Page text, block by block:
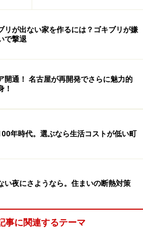
越し時ではないかもしれません」
アドバイスもできる営業マンは、
めを考えている信頼に足る営業マン
。
像を解説してくれるか？
んが何を一番不安に思うかという
えないことです。目的完了（家を
・貸す）するために、どれだけのス
ならないのかが分からないと、不
す。取引上必ずかかる費用だったと
れると、後だしじゃんけんのようで
リが出ない家を作るには？ゴキブリが嫌
で撃退
開通！ 名古屋が再開発でさらに魅力的
！
年時代。選ぶなら生活コストが低い町
い夜にさようなら。住まいの断熱対策
事に関連するテーマ